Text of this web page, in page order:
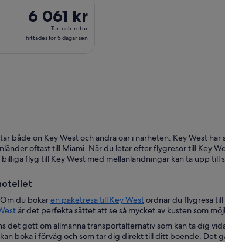
för
6 061 kr
Tur-
och-
6 061 kr
Tur-och-retur
hittades för 5 dagar sen
både ön Key West och andra öar i närheten. Key West
oftast till Miami. När du letar efter flygresor till Key
flyg till Key West med mellanlandningar kan ta upp till
du bokaren paketresa till Key Westordnar du flygresa
är det perfekta sättet att se så mycket av kusten som
det gott om allmänna transportalternativ som kan ta dig
boka i förväg och som tar dig direkt till ditt boende. Det